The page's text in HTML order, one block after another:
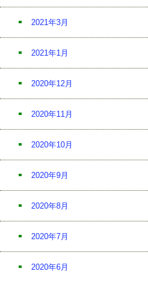
2021年3月
2021年1月
2020年12月
2020年11月
2020年10月
2020年9月
2020年8月
2020年7月
2020年6月